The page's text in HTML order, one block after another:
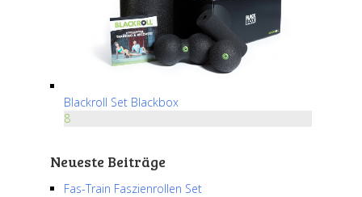
Blackroll Set Blackbox
8
Neueste Beiträge
Fas-Train Faszienrollen Set